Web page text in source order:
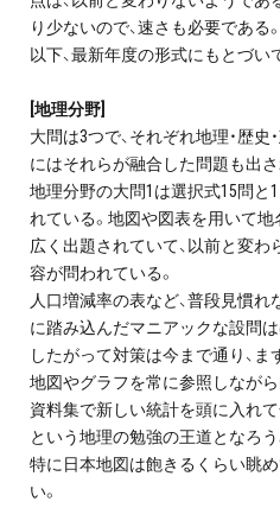
会社概要
採用情報
プライバシーポリシー
免責事項・著作権等
プロ
公式
り少ないので、速さも必要である。
以下、最新年度の形式にもとづい
[地理分野]
大問は3つで、それぞれ地理・歴
にはそれらが融合した問題も出さ
地理分野の大問1は選択式15問と
れている。地図や図表を用いて地
広く出題されていて、以前と変
容が問われている。
人口増減率の表など、普段見慣
に踏み込んだマニアックな設問は
したがって対策は今まで通り、ま
地図やグラフを常に参照しなが
資料集で新しい統計を頭に入れて全
という地理の勉強の王道となろう
特に日本地図は飽きるくらい眺
い。